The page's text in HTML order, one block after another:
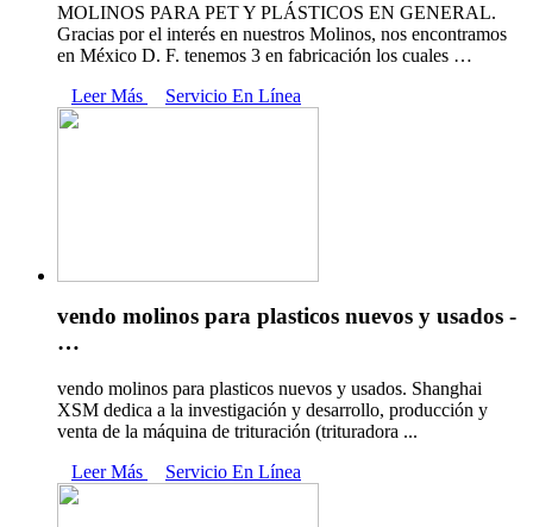
MOLINOS PARA PET Y PLÁSTICOS EN GENERAL.
Gracias por el interés en nuestros Molinos, nos encontramos
en México D. F. tenemos 3 en fabricación los cuales …
Leer Más
Servicio En Línea
vendo molinos para plasticos nuevos y usados -
…
vendo molinos para plasticos nuevos y usados. Shanghai
XSM dedica a la investigación y desarrollo, producción y
venta de la máquina de trituración (trituradora ...
Leer Más
Servicio En Línea